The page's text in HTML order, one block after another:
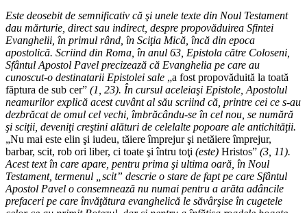
Este deosebit de semnificativ că şi unele texte din Noul Testament
dau mărturie, direct sau indirect, despre propovăduirea Sfintei
Evanghelii, în primul rând, în Sciţia Mică, încă din epoca
apostolică. Scriind din Roma, în anul 63, Epistola către Coloseni,
Sfântul Apostol Pavel precizează că Evanghelia pe care au
cunoscut-o destinatarii Epistolei sale „a fost propovăduită la toată
făptura de sub cer” (1, 23). În cursul aceleiaşi Epistole, Apostolul
neamurilor explică acest cuvânt al său scriind că, printre cei ce s-au
dezbrăcat de omul cel vechi, îmbrăcându-se în cel nou, se numără
şi sciţii, deveniţi creştini alături de celelalte popoare ale antichităţii.
„Nu mai este elin şi iudeu, tăiere împrejur şi netăiere împrejur,
barbar, scit, rob ori liber, ci toate şi întru toţi (este) Hristos” (3, 11).
Acest text în care apare, pentru prima şi ultima oară, în Noul
Testament, termenul „scit” descrie o stare de fapt pe care Sfântul
Apostol Pavel o consemnează nu numai pentru a arăta adâncile
prefaceri pe care învăţătura evanghelică le săvârşise în cugetele